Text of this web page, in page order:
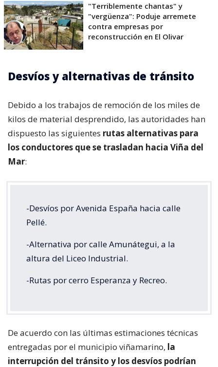
"Terriblemente chantas" y
"vergüenza": Poduje arremete
contra empresas por
reconstrucción en El Olivar
Desvíos y alternativas de tránsito
Debido a los trabajos de remoción de los miles de
kilos de material desprendido, las autoridades han
dispuesto las siguientes rutas alternativas para
los conductores que se trasladan hacia Viña del
Mar:
-Desvíos por Avenida España hacia calle
Pellé.
-Alternativa por calle Amunátegui, a la
altura del Liceo Industrial.
-Rutas por cerro Esperanza y Recreo.
De acuerdo con las últimas estimaciones técnicas
entregadas por el municipio viñamarino, la
interrupción del tránsito y los desvíos podrían